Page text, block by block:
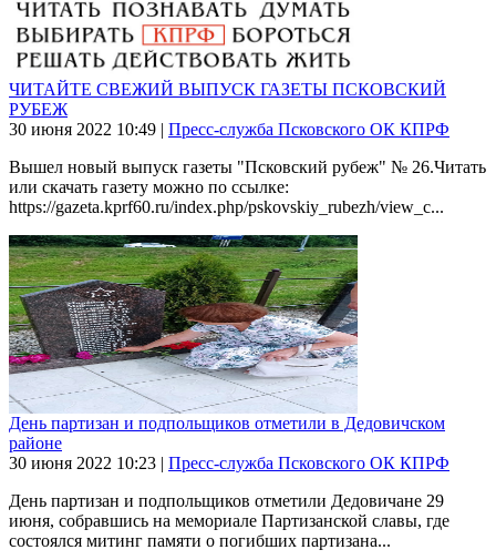
ЧИТАЙТЕ СВЕЖИЙ ВЫПУСК ГАЗЕТЫ ПСКОВСКИЙ
РУБЕЖ
30 июня 2022 10:49 | Пресс-служба Псковского ОК КПРФ
Вышел новый выпуск газеты "Псковский рубеж" № 26.Читать
или скачать газету можно по ссылке:
https://gazeta.kprf60.ru/index.php/pskovskiy_rubezh/view_c...
День партизан и подпольщиков отметили в Дедовичском
районе
30 июня 2022 10:23 | Пресс-служба Псковского ОК КПРФ
День партизан и подпольщиков отметили Дедовичане 29
июня, собравшись на мемориале Партизанской славы, где
состоялся митинг памяти о погибших партизана...